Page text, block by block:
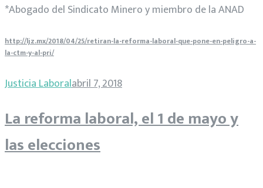
*Abogado del Sindicato Minero y miembro de la ANAD
http://ljz.mx/2018/04/25/retiran-la-reforma-laboral-que-pone-en-peligro-a-
la-ctm-y-al-pri/
Justicia Laboralabril 7, 2018
La reforma laboral, el 1 de mayo y
las elecciones